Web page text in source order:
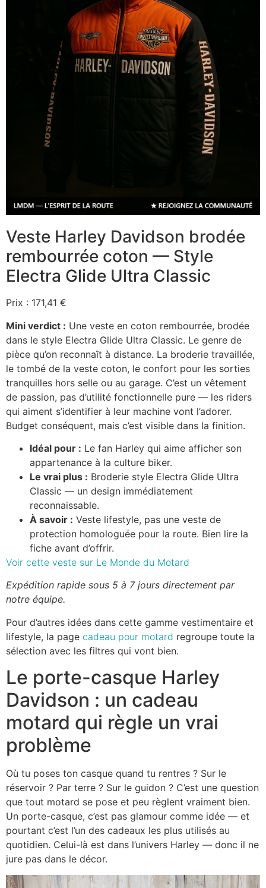
Veste Harley Davidson brodée
rembourrée coton — Style
Electra Glide Ultra Classic
Prix : 171,41 €
Mini verdict : Une veste en coton rembourrée, brodée
dans le style Electra Glide Ultra Classic. Le genre de
pièce qu’on reconnaît à distance. La broderie travaillée,
le tombé de la veste coton, le confort pour les sorties
tranquilles hors selle ou au garage. C’est un vêtement
de passion, pas d’utilité fonctionnelle pure — les riders
qui aiment s’identifier à leur machine vont l’adorer.
Budget conséquent, mais c’est visible dans la finition.
Idéal pour : Le fan Harley qui aime afficher son
appartenance à la culture biker.
Le vrai plus : Broderie style Electra Glide Ultra
Classic — un design immédiatement
reconnaissable.
À savoir : Veste lifestyle, pas une veste de
protection homologuée pour la route. Bien lire la
fiche avant d’offrir.
Voir cette veste sur Le Monde du Motard
Expédition rapide sous 5 à 7 jours directement par
notre équipe.
Pour d’autres idées dans cette gamme vestimentaire et
lifestyle, la page cadeau pour motard regroupe toute la
sélection avec les filtres qui vont bien.
Le porte-casque Harley
Davidson : un cadeau
motard qui règle un vrai
problème
Où tu poses ton casque quand tu rentres ? Sur le
réservoir ? Par terre ? Sur le guidon ? C’est une question
que tout motard se pose et peu règlent vraiment bien.
Un porte-casque, c’est pas glamour comme idée — et
pourtant c’est l’un des cadeaux les plus utilisés au
quotidien. Celui-là est dans l’univers Harley — donc il ne
jure pas dans le décor.